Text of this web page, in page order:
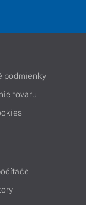
podmienky
tovaru